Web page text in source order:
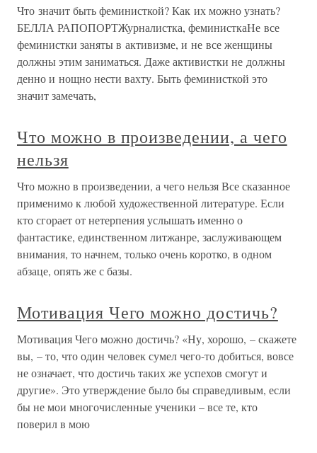
Что значит быть феминисткой? Как их можно узнать?
БЕЛЛА РАПОПОРТЖурналистка, феминисткаНе все
феминистки заняты в активизме, и не все женщины
должны этим заниматься. Даже активистки не должны
денно и нощно нести вахту. Быть феминисткой это
значит замечать,
Что можно в произведении, а чего
нельзя
Что можно в произведении, а чего нельзя Все сказанное
применимо к любой художественной литературе. Если
кто сгорает от нетерпения услышать именно о
фантастике, единственном литжанре, заслуживающем
внимания, то начнем, только очень коротко, в одном
абзаце, опять же с базы.
Мотивация Чего можно достичь?
Мотивация Чего можно достичь? «Ну, хорошо, – скажете
вы, – то, что один человек сумел чего-то добиться, вовсе
не означает, что достичь таких же успехов смогут и
другие». Это утверждение было бы справедливым, если
бы не мои многочисленные ученики – все те, кто
поверил в мою